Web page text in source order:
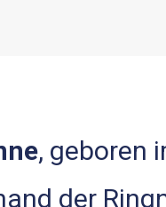
, geboren
der